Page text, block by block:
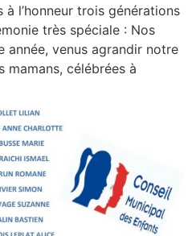
l’honneur trois générations
très spéciale : Nos
année, venus agrandir notre
mamans, célébrées à